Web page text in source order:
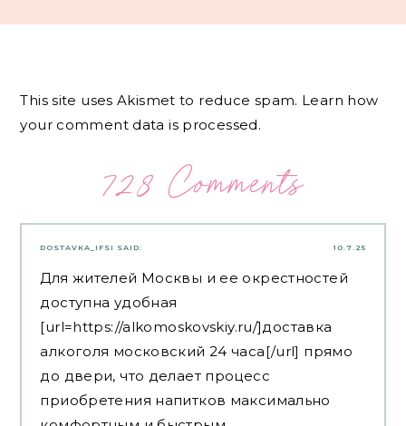
This site uses Akismet to reduce spam. Learn how
your comment data is processed.
728 Comments
10.7.25
DOSTAVKA_IFSI SAID:
Для жителей Москвы и ее окрестностей
доступна удобная
[url=https://alkomoskovskiy.ru/]доставка
алкоголя московский 24 часа[/url] прямо
до двери, что делает процесс
приобретения напитков максимально